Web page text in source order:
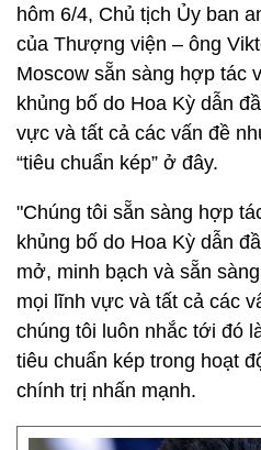
hôm 6/4, Chủ tịch Ủy ban
của Thượng viện – ông
Moscow sẵn sàng hợp tác
khủng bố do Hoa Kỳ dẫn
vực và tất cả các vấn đề
“tiêu chuẩn kép” ở đây.
"Chúng tôi sẵn sàng hợp
khủng bố do Hoa Kỳ dẫn
mở, minh bạch và sẵn
mọi lĩnh vực và tất cả các
chúng tôi luôn nhắc tới đó
tiêu chuẩn kép trong hoạt
chính trị nhấn mạnh.